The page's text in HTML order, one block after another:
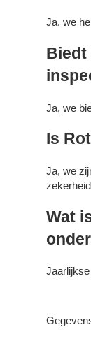
Ja, we
Biedt
Ja, we
Is
Ja, we
Wat